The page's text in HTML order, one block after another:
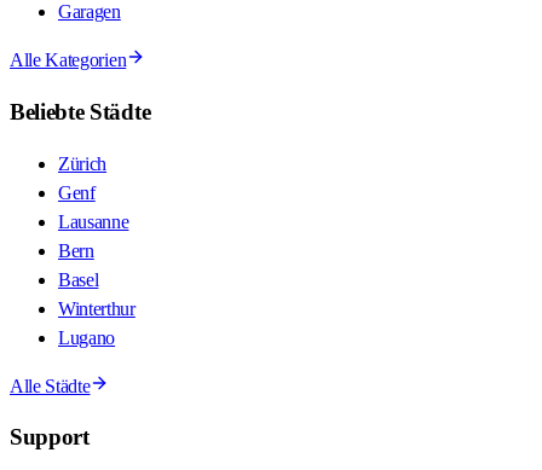
Garagen
Alle Kategorien
Beliebte Städte
Zürich
Genf
Lausanne
Bern
Basel
Winterthur
Lugano
Alle Städte
Support